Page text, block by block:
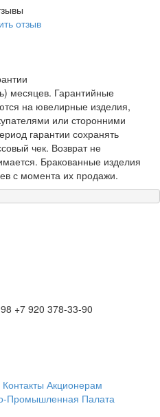
отзыв
месяцев. Гарантийные
на ювелирные изделия,
или сторонними
гарантии сохранять
чек. Возврат не
Бракованные изделия
с момента их продажи.
+7 920 378-33-90
Контакты Акционерам
Промышленная Палата